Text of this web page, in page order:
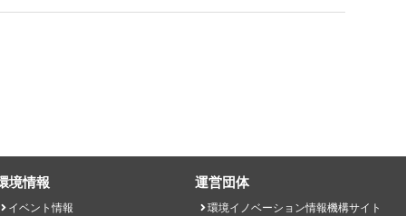
境情報
イベント情報
運営団体
環境イノベーション情報機構サイト